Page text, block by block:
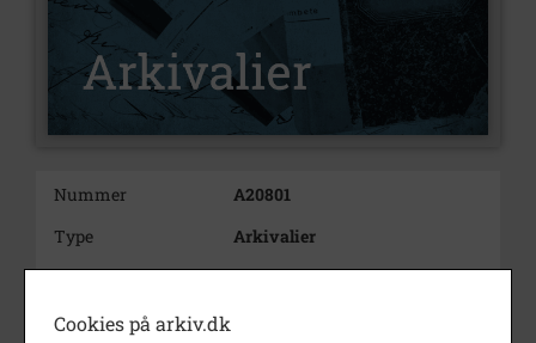
Nummer
A20801
Type
Arkivalier
Arkivskaber
Hansen, Peder Julius
Født/stiftet
Cookies på arkiv.dk